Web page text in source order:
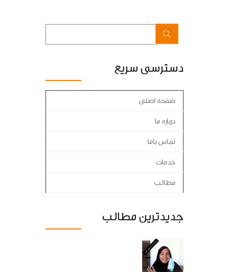
دسترسی سریع
صفحه اصلی
درباره ما
تماس باما
خدمات
مطالب
جدیدترین مطالب